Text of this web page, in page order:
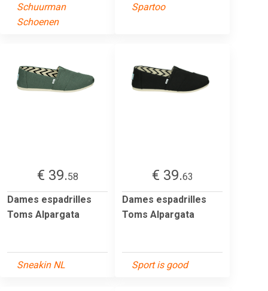
Schuurman
Schoenen
Spartoo
€ 39.58
Dames espadrilles
Toms Alpargata
Sneakin NL
€ 39.63
Dames espadrilles
Toms Alpargata
Sport is good